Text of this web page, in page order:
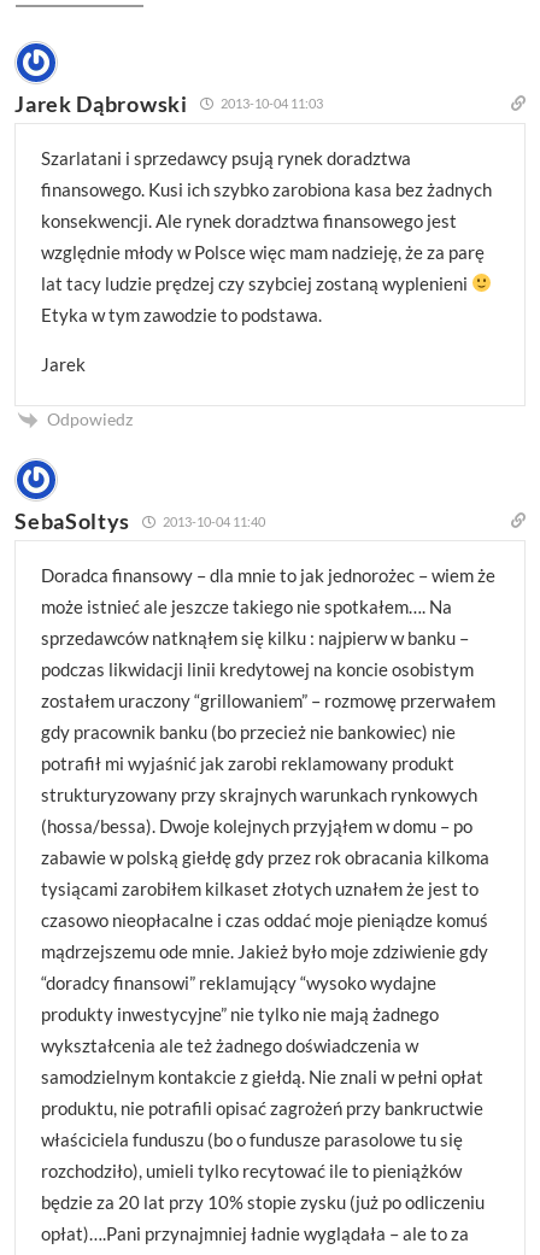
Jarek Dąbrowski 2013-10-04 11:03
Szarlatani i sprzedawcy psują rynek doradztwa
finansowego. Kusi ich szybko zarobiona kasa bez żadnych
konsekwencji. Ale rynek doradztwa finansowego jest
względnie młody w Polsce więc mam nadzieję, że za parę
lat tacy ludzie prędzej czy szybciej zostaną wyplenieni
Etyka w tym zawodzie to podstawa.
Jarek
Odpowiedz
SebaSoltys 2013-10-04 11:40
Doradca finansowy – dla mnie to jak jednorożec – wiem że
może istnieć ale jeszcze takiego nie spotkałem…. Na
sprzedawców natknąłem się kilku : najpierw w banku –
podczas likwidacji linii kredytowej na koncie osobistym
zostałem uraczony “grillowaniem” – rozmowę przerwałem
gdy pracownik banku (bo przecież nie bankowiec) nie
potrafił mi wyjaśnić jak zarobi reklamowany produkt
strukturyzowany przy skrajnych warunkach rynkowych
(hossa/bessa). Dwoje kolejnych przyjąłem w domu – po
zabawie w polską giełdę gdy przez rok obracania kilkoma
tysiącami zarobiłem kilkaset złotych uznałem że jest to
czasowo nieopłacalne i czas oddać moje pieniądze komuś
mądrzejszemu ode mnie. Jakież było moje zdziwienie gdy
“doradcy finansowi” reklamujący “wysoko wydajne
produkty inwestycyjne” nie tylko nie mają żadnego
wykształcenia ale też żadnego doświadczenia w
samodzielnym kontakcie z giełdą. Nie znali w pełni opłat
produktu, nie potrafili opisać zagrożeń przy bankructwie
właściciela funduszu (bo o fundusze parasolowe tu się
rozchodziło), umieli tylko recytować ile to pieniążków
będzie za 20 lat przy 10% stopie zysku (już po odliczeniu
opłat)….Pani przynajmniej ładnie wyglądała – ale to za